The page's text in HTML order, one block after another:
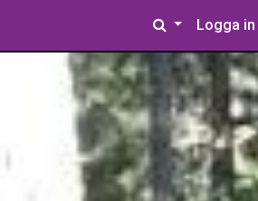
Logga in